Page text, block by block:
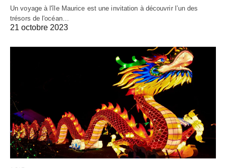
Un voyage à l'île Maurice est une invitation à découvrir l’un des
trésors de l'océan…
21 octobre 2023